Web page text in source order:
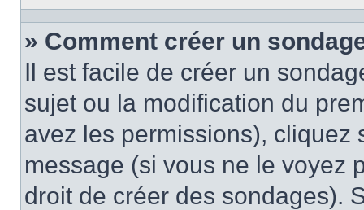
» Comment créer un
Il est facile de créer un
sujet ou la modification du
avez les permissions), cliquez
message (si vous ne le voyez
droit de créer des sondages).